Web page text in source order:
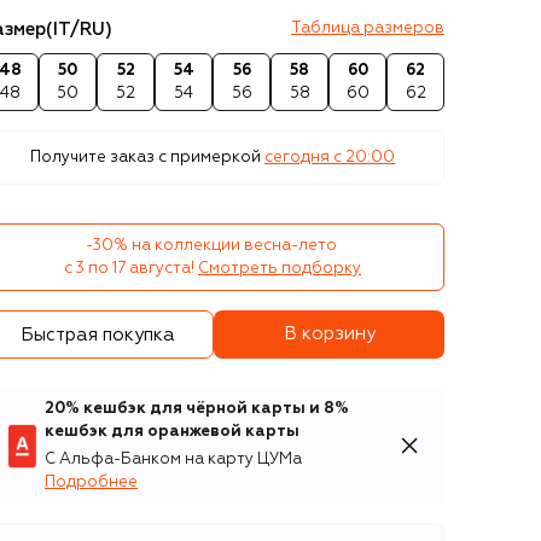
(IT/RU) Таблица размеров
48
50
50
52
52
54
54
56
56
58
58
60
60
62
62
Получите заказ с примеркой сегодня c 20:00
-30% на коллекции весна-лето
с 3 по 17 августа! Смотреть подборку
Быстрая покупка В корзину
20% кешбэк для чёрной карты и 8%
кешбэк для оранжевой карты
С Альфа-Банком на карту ЦУМа
Подробнее